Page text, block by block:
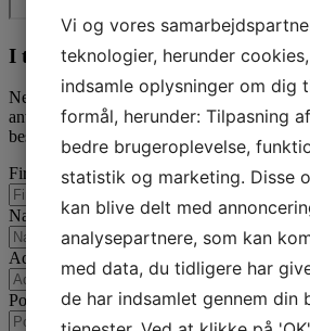
I tvivl? Kontakt os i dag
Nedenfor kan du kontakte os. Den
anvendes til alle spørgsmål som du ikke har
bestræber os på at besvare alle
Firmanavn
Navn
Adresse
Postnummer
Vi og vores
teknologier, herunder
indsamle oplysninger om dig
formål, herunder: Tilpasning
bedre brugeroplevelse,
statistik og marketing. Disse
kan blive delt med
analysepartnere, som kan
med data, du tidligere har
de har indsamlet gennem din